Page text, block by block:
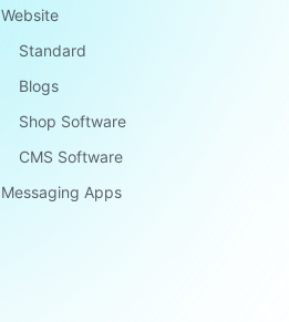
Website
Standard
Blogs
Shop Software
CMS Software
Messaging Apps